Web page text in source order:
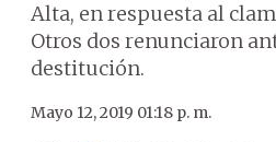
Alta, en respuesta al
Otros dos renunciaron
destitución.
Mayo 12, 2019 01:18 p. m.